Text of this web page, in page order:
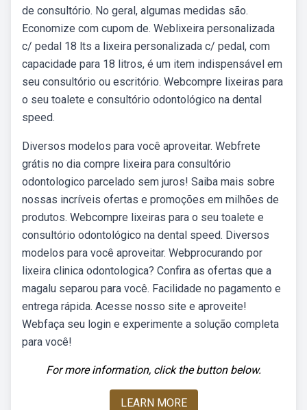
de consultório. No geral, algumas medidas são.
Economize com cupom de. Weblixeira personalizada
c/ pedal 18 lts a lixeira personalizada c/ pedal, com
capacidade para 18 litros, é um item indispensável em
seu consultório ou escritório. Webcompre lixeiras para
o seu toalete e consultório odontológico na dental
speed.
Diversos modelos para você aproveitar. Webfrete
grátis no dia compre lixeira para consultório
odontologico parcelado sem juros! Saiba mais sobre
nossas incríveis ofertas e promoções em milhões de
produtos. Webcompre lixeiras para o seu toalete e
consultório odontológico na dental speed. Diversos
modelos para você aproveitar. Webprocurando por
lixeira clinica odontologica? Confira as ofertas que a
magalu separou para você. Facilidade no pagamento e
entrega rápida. Acesse nosso site e aproveite!
Webfaça seu login e experimente a solução completa
para você!
For more information, click the button below.
LEARN MORE